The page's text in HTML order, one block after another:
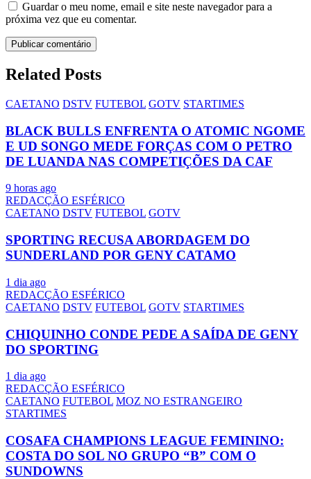
Guardar o meu nome, email e site neste navegador para a
próxima vez que eu comentar.
Related Posts
CAETANO DSTV FUTEBOL GOTV STARTIMES
BLACK BULLS ENFRENTA O ATOMIC NGOME
E UD SONGO MEDE FORÇAS COM O PETRO
DE LUANDA NAS COMPETIÇÕES DA CAF
9 horas ago
REDACÇÃO ESFÉRICO
CAETANO DSTV FUTEBOL GOTV
SPORTING RECUSA ABORDAGEM DO
SUNDERLAND POR GENY CATAMO
1 dia ago
REDACÇÃO ESFÉRICO
CAETANO DSTV FUTEBOL GOTV STARTIMES
CHIQUINHO CONDE PEDE A SAÍDA DE GENY
DO SPORTING
1 dia ago
REDACÇÃO ESFÉRICO
CAETANO FUTEBOL MOZ NO ESTRANGEIRO
STARTIMES
COSAFA CHAMPIONS LEAGUE FEMININO:
COSTA DO SOL NO GRUPO “B” COM O
SUNDOWNS